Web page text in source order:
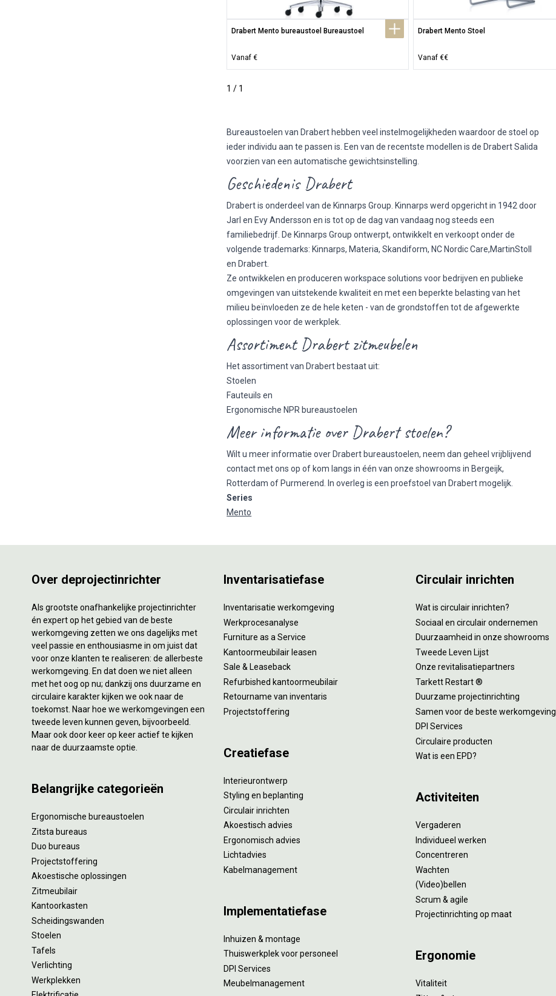
Drabert Mento bureaustoel Bureaustoel
Vanaf €
Drabert Mento Stoel
Vanaf €€
1 / 1
Bureaustoelen van Drabert hebben veel instelmogelijkheden waardoor de stoel op
ieder individu aan te passen is. Een van de recentste modellen is de Drabert Salida
voorzien van een automatische gewichtsinstelling.
Geschiedenis Drabert
Drabert is onderdeel van de Kinnarps Group. Kinnarps werd opgericht in 1942 door
Jarl en Evy Andersson en is tot op de dag van vandaag nog steeds een
familiebedrijf. De Kinnarps Group ontwerpt, ontwikkelt en verkoopt onder de
volgende trademarks: Kinnarps, Materia, Skandiform, NC Nordic Care,MartinStoll
en Drabert.
Ze ontwikkelen en produceren workspace solutions voor bedrijven en publieke
omgevingen van uitstekende kwaliteit en met een beperkte belasting van het
milieu beïnvloeden ze de hele keten - van de grondstoffen tot de afgewerkte
oplossingen voor de werkplek.
Assortiment Drabert zitmeubelen
Het assortiment van Drabert bestaat uit:
Stoelen
Fauteuils en
Ergonomische NPR bureaustoelen
Meer informatie over Drabert stoelen?
Wilt u meer informatie over Drabert bureaustoelen, neem dan geheel vrijblijvend
contact met ons op of kom langs in één van onze showrooms in Bergeijk,
Rotterdam of Purmerend. In overleg is een proefstoel van Drabert mogelijk.
Series
Mento
Over deprojectinrichter
Als grootste onafhankelijke projectinrichter
én expert op het gebied van de beste
werkomgeving zetten we ons dagelijks met
veel passie en enthousiasme in om juist dat
voor onze klanten te realiseren: de allerbeste
werkomgeving. En dat doen we niet alleen
met het oog op nu; dankzij ons duurzame en
circulaire karakter kijken we ook naar de
toekomst. Naar hoe we werkomgevingen een
tweede leven kunnen geven, bijvoorbeeld.
Maar ook door keer op keer actief te kijken
naar de duurzaamste optie.
Belangrijke categorieën
Ergonomische bureaustoelen
Zitsta bureaus
Duo bureaus
Projectstoffering
Akoestische oplossingen
Zitmeubilair
Kantoorkasten
Scheidingswanden
Stoelen
Tafels
Verlichting
Werkplekken
Inventarisatiefase
Inventarisatie werkomgeving
Werkprocesanalyse
Furniture as a Service
Kantoormeubilair leasen
Sale & Leaseback
Refurbished kantoormeubilair
Retourname van inventaris
Projectstoffering
Creatiefase
Interieurontwerp
Styling en beplanting
Circulair inrichten
Akoestisch advies
Ergonomisch advies
Lichtadvies
Kabelmanagement
Implementatiefase
Inhuizen & montage
Thuiswerkplek voor personeel
DPI Services
Meubelmanagement
Circulair inrichten
Wat is circulair inrichten?
Sociaal en circulair ondernemen
Duurzaamheid in onze showrooms
Tweede Leven Lijst
Onze revitalisatiepartners
Tarkett Restart ®
Duurzame projectinrichting
Samen voor de beste werkomgeving
DPI Services
Circulaire producten
Wat is een EPD?
Activiteiten
Vergaderen
Individueel werken
Concentreren
Wachten
(Video)bellen
Scrum & agile
Projectinrichting op maat
Ergonomie
Vitaliteit